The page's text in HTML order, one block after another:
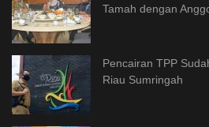
Tamah dengan
Pencairan TPP
Riau Sumringah